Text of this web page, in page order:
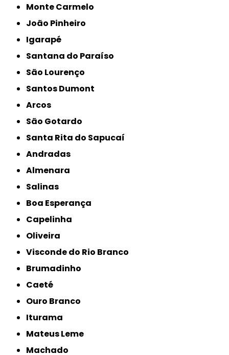
Monte Carmelo
João Pinheiro
Igarapé
Santana do Paraíso
São Lourenço
Santos Dumont
Arcos
São Gotardo
Santa Rita do Sapucaí
Andradas
Almenara
Salinas
Boa Esperança
Capelinha
Oliveira
Visconde do Rio Branco
Brumadinho
Caeté
Ouro Branco
Iturama
Mateus Leme
Machado